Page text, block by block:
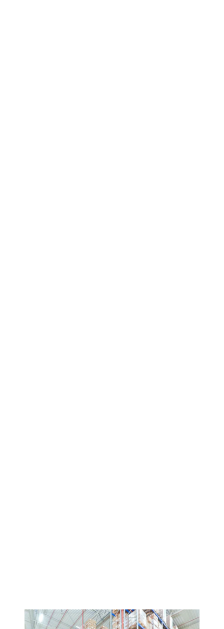
Odkryj regały półkowe i magazynowe
BITO